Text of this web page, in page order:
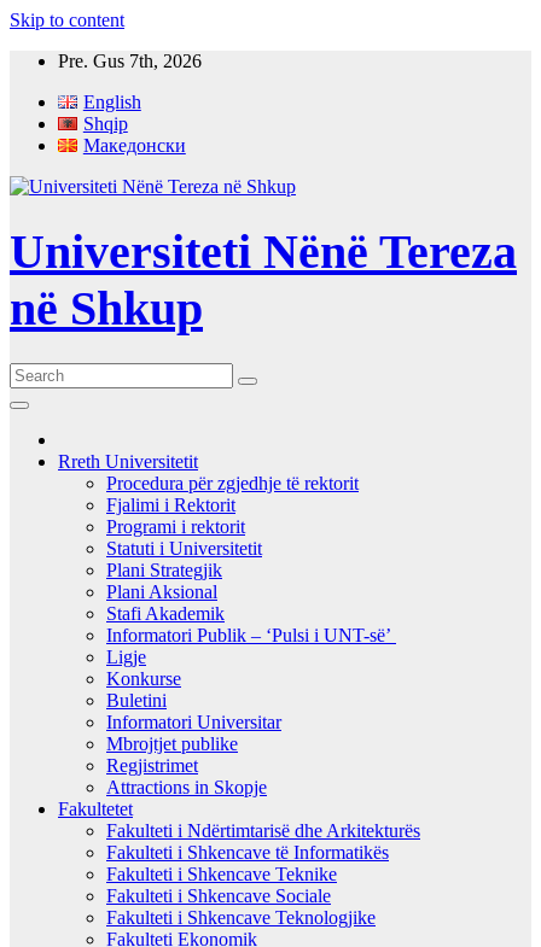
Skip to content
Pre. Gus 7th, 2026
English
Shqip
Македонски
Universiteti Nënë Tereza
në Shkup
Rreth Universitetit
Procedura për zgjedhje të rektorit
Fjalimi i Rektorit
Programi i rektorit
Statuti i Universitetit
Plani Strategjik
Plani Aksional
Stafi Akademik
Informatori Publik – ‘Pulsi i UNT-së’
Ligje
Konkurse
Buletini
Informatori Universitar
Mbrojtjet publike
Regjistrimet
Attractions in Skopje
Fakultetet
Fakulteti i Ndërtimtarisë dhe Arkitekturës
Fakulteti i Shkencave të Informatikës
Fakulteti i Shkencave Teknike
Fakulteti i Shkencave Sociale
Fakulteti i Shkencave Teknologjike
Fakulteti Ekonomik